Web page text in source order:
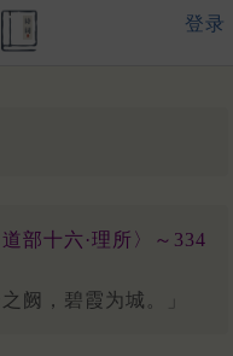
登录
部十六·理所〉～334
阙，碧霞为城。」